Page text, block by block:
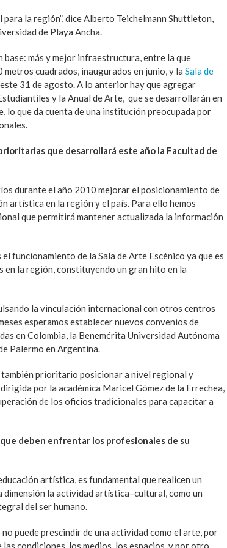
la región”, dice Alberto Teichelmann Shuttleton,
de Playa Ancha.
base: más y mejor infraestructura, entre la que
metros cuadrados, inaugurados en junio, y la Sala de
este 31 de agosto. A lo anterior hay que agregar
y la Anual de Arte, que se desarrollarán en
lo que da cuenta de una institución preocupada por
que desarrollará este año la Facultad de
durante el año 2010 mejorar el posicionamiento de
artística en la región y el país. Para ello hemos
que permitirá mantener actualizada la información
funcionamiento de la Sala de Arte Escénico ya que es
la región, constituyendo un gran hito en la
la vinculación internacional con otros centros
esperamos establecer nuevos convenios de
en Colombia, la Benemérita Universidad Autónoma
Palermo en Argentina.
también prioritario posicionar a nivel regional y
por la académica Maricel Gómez de la Errechea,
de los oficios tradicionales para capacitar a
deben enfrentar los profesionales de su
artística, es fundamental que realicen un
la actividad artística–cultural, como un
del ser humano.
puede prescindir de una actividad como el arte, por
condiciones, los medios, los espacios, y por otro